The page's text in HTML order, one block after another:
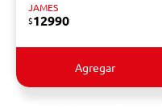
JAMES
$12990
Agregar